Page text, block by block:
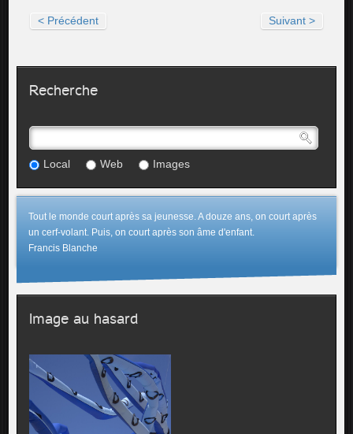
< Précédent Suivant >
Recherche
Local Web Images
Tout le monde court après sa jeunesse. A douze ans, on court après
un cerf-volant. Puis, on court après son âme d'enfant.
Francis Blanche
Image au hasard